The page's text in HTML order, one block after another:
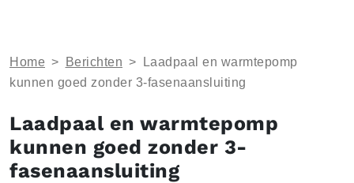
Home > Berichten >
Laadpaal en warmtepomp
kunnen goed zonder 3-fasenaansluiting
Laadpaal en warmtepomp
kunnen goed zonder 3-
fasenaansluiting